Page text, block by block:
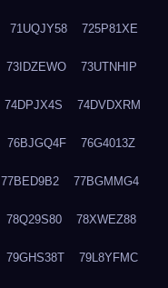
71UQJY58 725P81XE
73IDZEWO 73UTNHIP
74DPJX4S 74DVDXRM
76BJGQ4F 76G4013Z
77BED9B2 77BGMMG4
78Q29S80 78XWEZ88
79GHS38T 79L8YFMC